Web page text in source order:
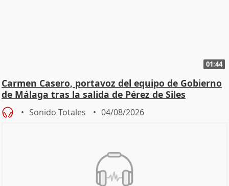
01:44
Carmen Casero, portavoz del equipo de Gobierno
de Málaga tras la salida de Pérez de Siles
Sonido Totales 04/08/2026